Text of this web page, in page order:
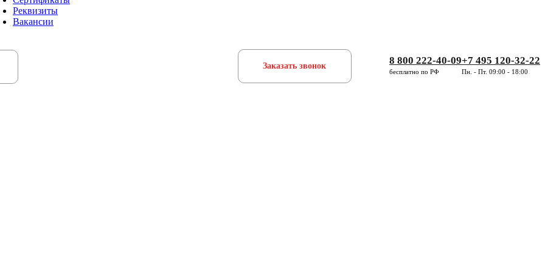
Реквизиты
Вакансии
Заказать звонок 8 800 222-40-09
бесплатно по РФ
+7 495 120-32-22
Пн. - Пт. 09:00 - 18:00